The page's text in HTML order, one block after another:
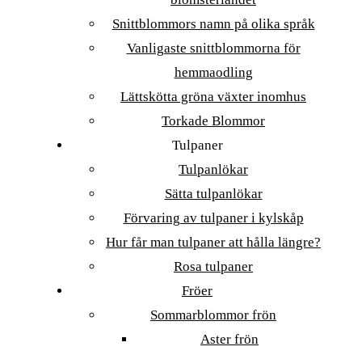
Snittblommors namn på olika språk
Vanligaste snittblommorna för
hemmaodling
Lättskötta gröna växter inomhus
Torkade Blommor
Tulpaner
Tulpanlökar
Sätta tulpanlökar
Förvaring av tulpaner i kylskåp
Hur får man tulpaner att hålla längre?
Rosa tulpaner
Fröer
Sommarblommor frön
Aster frön